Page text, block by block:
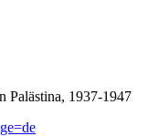
Palästina, 1937-1947